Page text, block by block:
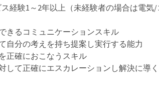
経験1～2年以上（未経験者の場合は電
きるコミュニケーションスキル
自分の考えを持ち提案し実行する能力
正確におこなうスキル
して正確にエスカレーションし解決に導